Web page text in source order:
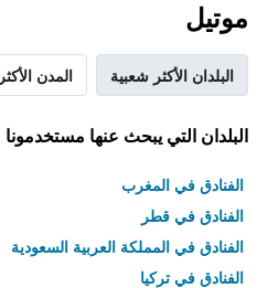
موتيل
البلدان الأكثر شعبية المدن
البلدان التي يبحث عنها مستخدمونا
الفنادق في المغرب
الفنادق في قطر
الفنادق في المملكة العربية السعودية
الفنادق في تركيا